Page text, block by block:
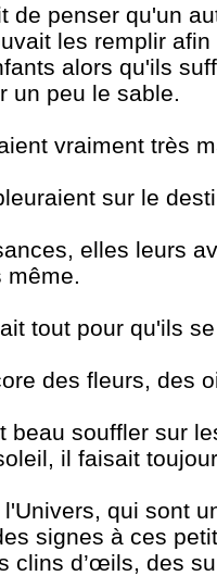
de penser qu'un
les remplir
alors qu'ils
un peu le sable.
vraiment très
sur le
elles leurs
tout pour qu'ils
des fleurs, des
beau souffler sur
il faisait
qui sont
signes à ces
clins d’œils, des